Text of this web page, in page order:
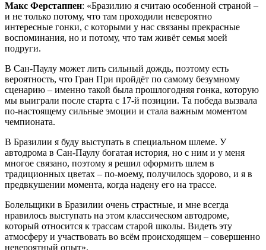
Макс Ферстаппен: «Бразилию я считаю особенной страной –
и не только потому, что там проходили невероятно
интересные гонки, с которыми у нас связаны прекрасные
воспоминания, но и потому, что там живёт семья моей
подруги.
В Сан-Паулу может лить сильный дождь, поэтому есть
вероятность, что Гран При пройдёт по самому безумному
сценарию – именно такой была прошлогодняя гонка, которую
мы выиграли после старта с 17-й позиции. Та победа вызвала
по-настоящему сильные эмоции и стала важным моментом
чемпионата.
В Бразилии я буду выступать в специальном шлеме. У
автодрома в Сан-Паулу богатая история, но с ним и у меня
многое связано, поэтому я решил оформить шлем в
традиционных цветах – по-моему, получилось здорово, и я в
предвкушении момента, когда надену его на трассе.
Болельщики в Бразилии очень страстные, и мне всегда
нравилось выступать на этом классическом автодроме,
который относится к трассам старой школы. Видеть эту
атмосферу и участвовать во всём происходящем – совершенно
невероятный опыт».